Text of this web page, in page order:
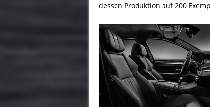
dessen Produktion auf 200